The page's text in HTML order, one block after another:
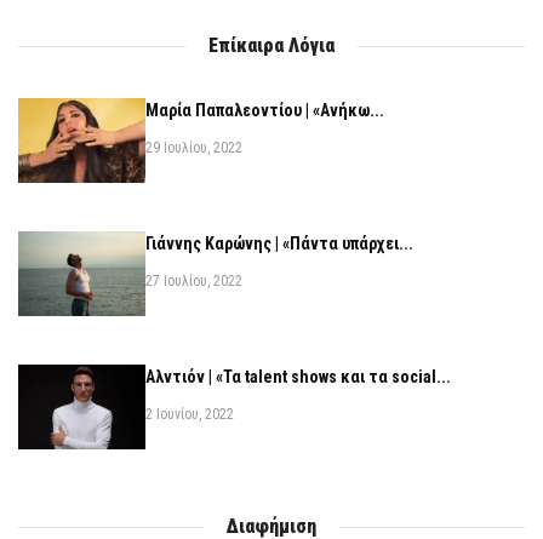
Επίκαιρα Λόγια
Μαρία Παπαλεοντίου | «Ανήκω...
29 Ιουλίου, 2022
Γιάννης Καρώνης | «Πάντα υπάρχει...
27 Ιουλίου, 2022
Αλντιόν | «Τα talent shows και τα social...
2 Ιουνίου, 2022
Διαφήμιση